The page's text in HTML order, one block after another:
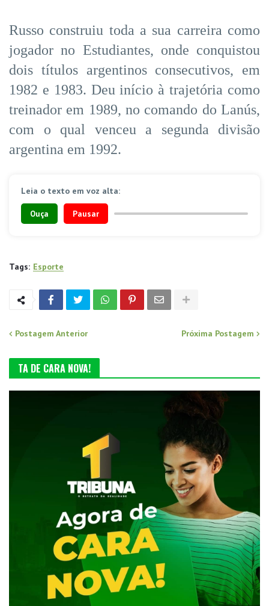
Russo construiu toda a sua carreira como
jogador no Estudiantes, onde conquistou
dois títulos argentinos consecutivos, em
1982 e 1983. Deu início à trajetória como
treinador em 1989, no comando do Lanús,
com o qual venceu a segunda divisão
argentina em 1992.
Leia o texto em voz alta:
Ouça Pausar
Tags: Esporte
Postagem Anterior Próxima Postagem
TA DE CARA NOVA!